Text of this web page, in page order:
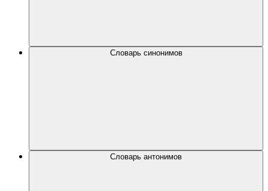
Словарь синонимов
Словарь антонимов